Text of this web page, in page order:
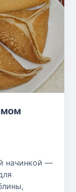
начинкой —